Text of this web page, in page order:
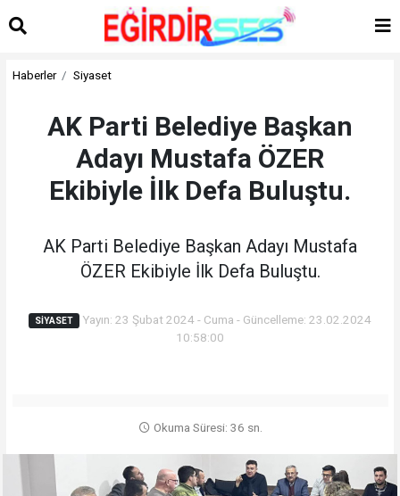
Haberler Siyaset
AK Parti Belediye Başkan
Adayı Mustafa ÖZER
Ekibiyle İlk Defa Buluştu.
AK Parti Belediye Başkan Adayı Mustafa
ÖZER Ekibiyle İlk Defa Buluştu.
SIYASET Yayın: 23 Şubat 2024 - Cuma - Güncelleme: 23.02.2024
10:58:00
Okuma Süresi: 36 sn.